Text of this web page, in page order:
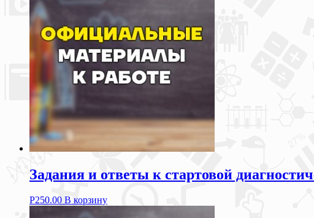
Задания и ответы к стартовой
Р250.00 В корзину